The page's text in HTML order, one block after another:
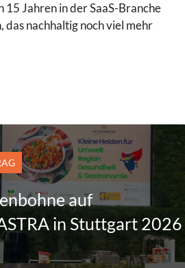
15 Jahren in der SaaS-Branche
das nachhaltig noch viel mehr
auf
in Stuttgart 2026